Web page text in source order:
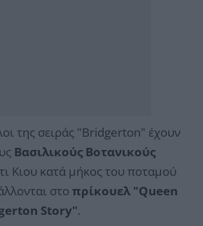
της σειράς "Bridgerton" έχουν
Βασιλικούς Βοτανικούς
Κιου κατά μήκος του ποταμού
στο πρίκουελ "Queen
Story".